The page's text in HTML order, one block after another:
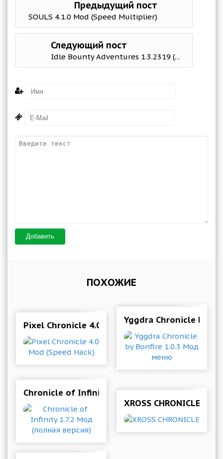
Предыдущий пост
SOULS 4.1.0 Mod (Speed Multiplier)
Следующий пост
Idle Bounty Adventures 1.3.2319 (Mod Money)
Добавить
ПОХОЖИЕ
Pixel Chronicle 4.0 Mod (Speed Hack)
Yggdra Chronicle by
Chronicle of Infinity 1.7.2 Мод (полная версия)
XROSS CHRONICLE